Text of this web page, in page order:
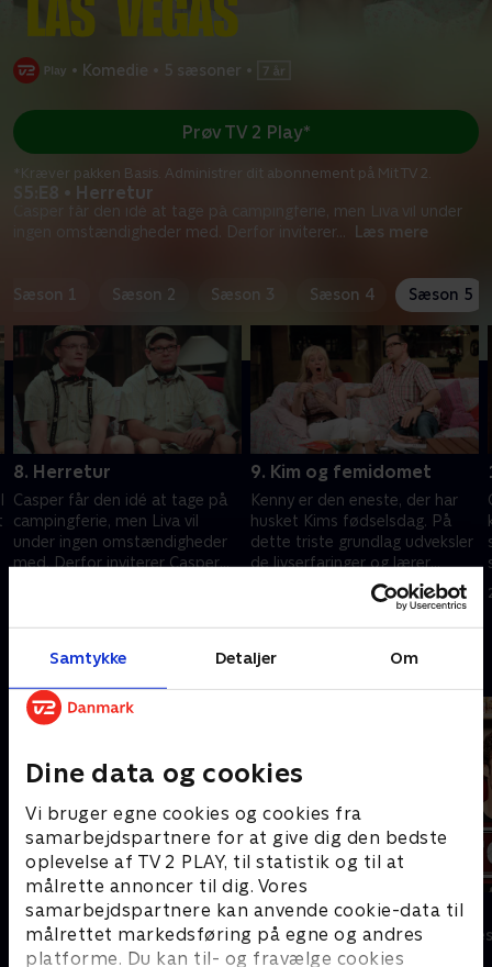
Samtykke Detaljer Om
Dine data og cookies
Vi bruger egne cookies og cookies fra
samarbejdspartnere for at give dig den bedste
oplevelse af TV 2 PLAY, til statistik og til at
målrette annoncer til dig. Vores
samarbejdspartnere kan anvende cookie-data til
målrettet markedsføring på egne og andres
platforme. Du kan til- og fravælge cookies
• Komedie • 5 sæsoner •
S5:E8 • Herretur
Casper får den idé at tage på campingferie, men Liva vil under
ingen omstændigheder med. Derfor inviterer... Læs mere
Prøv TV 2 Play*
*Kræver pakken Basis. Administrer dit abonnement på Mit TV 2.
Sæson 1 Sæson 2 Sæson 3 Sæson 4 Sæson 5
8. Herretur
Casper får den idé at tage på
campingferie, men Liva vil
under ingen omstændigheder
med. Derfor inviterer Casper
9. Kim og femidomet
Kenny er den eneste, der har
husket Kims fødselsdag. På
dette triste grundlag udveksler
de livserfaringer og lærer
hinanden at kende på en ny
18. november 2003 • 23 min
Andre så også
Klovn
Komedie • 11 sæsoner
Tomgang
Komedie • 3